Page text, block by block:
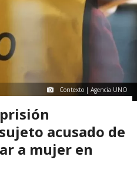
Contexto | Agencia UNO
acusado de
a mujer en